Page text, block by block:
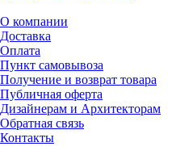
О компании
Доставка
Оплата
Пункт самовывоза
Получение и возврат товара
Публичная оферта
Дизайнерам и Архитекторам
Обратная связь
Контакты